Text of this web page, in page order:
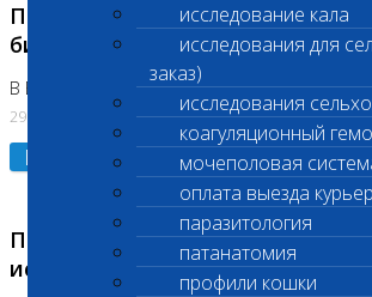
исследование кала
исследования для
заказ)
исследования
коагуляционный
мочеполовая
оплата выезда
паразитология
патанатомия
профили кошки
Приостановлено выполнение
биохимических исследований
В Бутово 29.07.26
29.07.2026
Подробнее
Приостановлено выполнение
исследований